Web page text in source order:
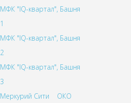
МФК "IQ-квартал", Башня
1
МФК "IQ-квартал", Башня
2
МФК "IQ-квартал", Башня
3
Меркурий Сити
ОКО